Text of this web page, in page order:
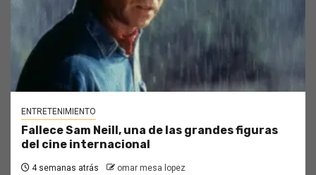
ENTRETENIMIENTO
Fallece Sam Neill, una de las grandes figuras
del cine internacional
4 semanas atrás omar mesa lopez